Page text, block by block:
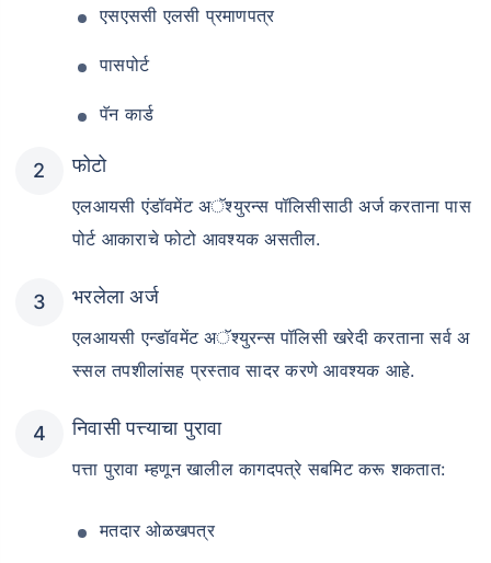
एसएससी एलसी प्रमाणपत्र
पासपोर्ट
पॅन कार्ड
फोटो
एलआयसी एंडॉवमेंट अॅश्युरन्स पॉलिसीसाठी अर्ज करताना पास
पोर्ट आकाराचे फोटो आवश्यक असतील.
भरलेला अर्ज
एलआयसी एन्डॉवमेंट अॅश्युरन्स पॉलिसी खरेदी करताना सर्व अ
स्सल तपशीलांसह प्रस्ताव सादर करणे आवश्यक आहे.
निवासी पत्त्याचा पुरावा
पत्ता पुरावा म्हणून खालील कागदपत्रे सबमिट करू शकतात:
मतदार ओळखपत्र